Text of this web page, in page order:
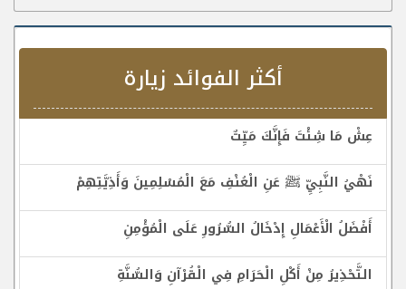
أكثر الفوائد زيارة
عِشْ مَا شِئْتَ فَإِنَّكَ مَيِّتٌ
نَهْيُ النَّبِيِّ ﷺ عَنِ الْعُنْفِ مَعَ الْمُسْلِمِينَ وَأَذِيَّتِهِمْ
أَفْضَلُ الْأَعْمَالِ إِدْخَالُ السُّرُورِ عَلَى الْمُؤْمِنِ
التَّحْذِيرُ مِنْ أَكْلِ الْحَرَامِ فِي الْقُرْآنِ وَالسُّنَّةِ